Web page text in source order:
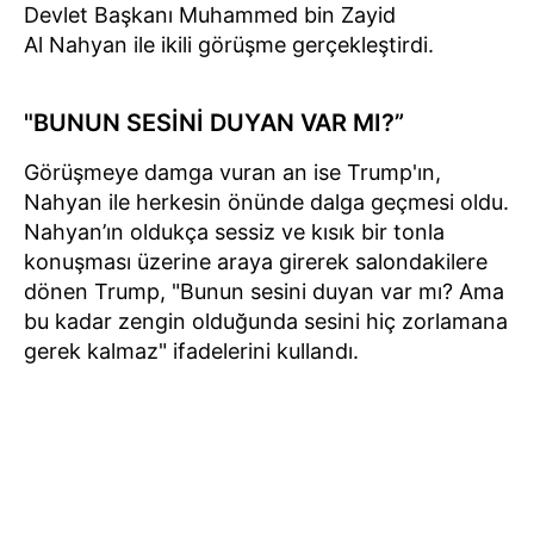
Devlet Başkanı Muhammed bin Zayid
Al Nahyan ile ikili görüşme gerçekleştirdi.
"BUNUN SESİNİ DUYAN VAR MI?”
Görüşmeye damga vuran an ise Trump'ın,
Nahyan ile herkesin önünde dalga geçmesi oldu.
Nahyan’ın oldukça sessiz ve kısık bir tonla
konuşması üzerine araya girerek salondakilere
dönen Trump, "Bunun sesini duyan var mı? Ama
bu kadar zengin olduğunda sesini hiç zorlamana
gerek kalmaz" ifadelerini kullandı.